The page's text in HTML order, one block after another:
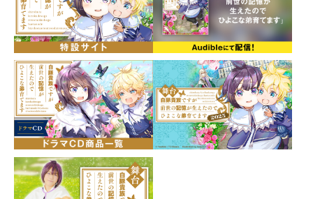
素材 ： アクリル、ナイロンコード
サイズ ： （チャーム本体）約50×35×3mm（飾り
紐）約100mm
販売元 ： gJ character G
製造元 ： ガギ有限会社